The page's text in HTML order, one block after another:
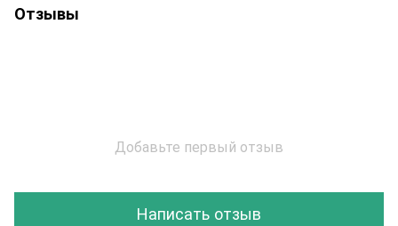
Отзывы
Добавьте первый отзыв
Написать отзыв